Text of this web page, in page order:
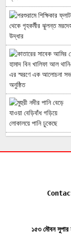
১৫৩ মৌবন সুপার